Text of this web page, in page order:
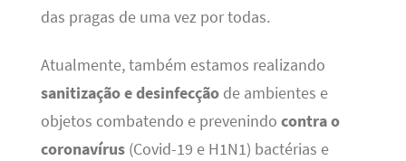
das pragas de uma vez por todas.
Atualmente, também estamos realizando
sanitização e desinfecçãode ambientes e
objetos combatendo e prevenindo contra o
coronavírus(Covid-19 e H1N1) bactérias e